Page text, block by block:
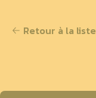
Retour à la liste